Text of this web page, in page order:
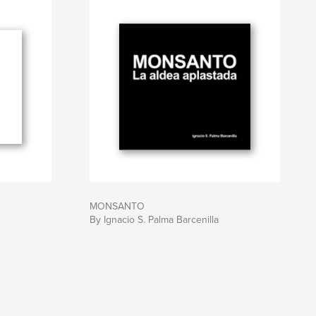
MONSANTO
By Ignacio S. Palma Barcenilla